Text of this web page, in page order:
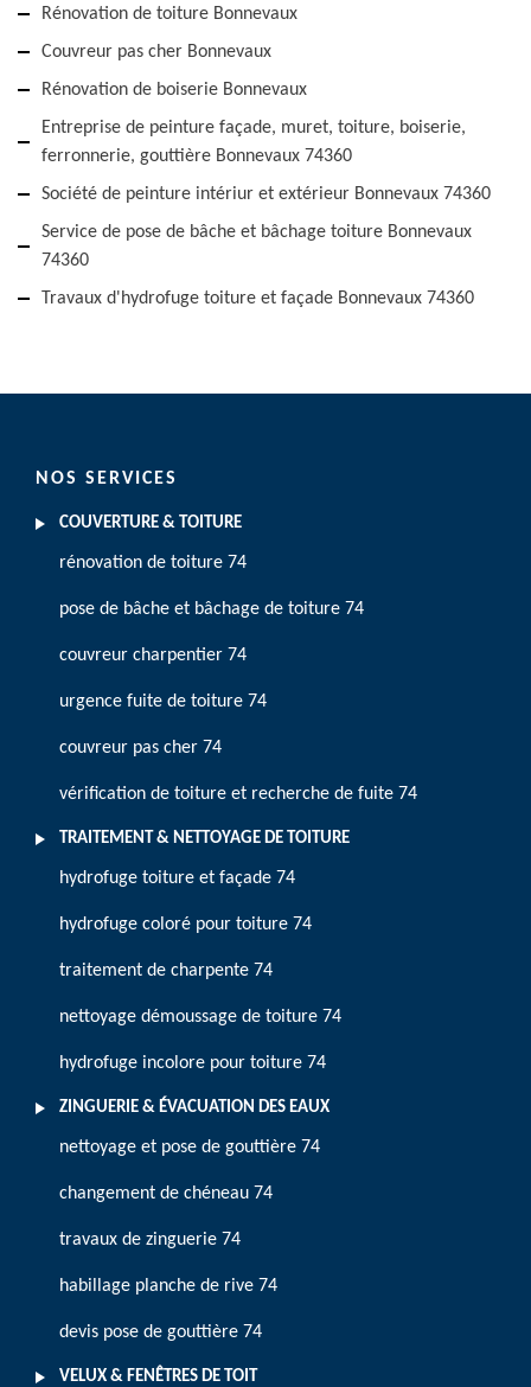
Rénovation de toiture Bonnevaux
Couvreur pas cher Bonnevaux
Rénovation de boiserie Bonnevaux
Entreprise de peinture façade, muret, toiture, boiserie,
ferronnerie, gouttière Bonnevaux 74360
Société de peinture intériur et extérieur Bonnevaux 74360
Service de pose de bâche et bâchage toiture Bonnevaux
74360
Travaux d'hydrofuge toiture et façade Bonnevaux 74360
NOS SERVICES
COUVERTURE & TOITURE
rénovation de toiture 74
pose de bâche et bâchage de toiture 74
couvreur charpentier 74
urgence fuite de toiture 74
couvreur pas cher 74
vérification de toiture et recherche de fuite 74
TRAITEMENT & NETTOYAGE DE TOITURE
hydrofuge toiture et façade 74
hydrofuge coloré pour toiture 74
traitement de charpente 74
nettoyage démoussage de toiture 74
hydrofuge incolore pour toiture 74
ZINGUERIE & ÉVACUATION DES EAUX
nettoyage et pose de gouttière 74
changement de chéneau 74
travaux de zinguerie 74
habillage planche de rive 74
devis pose de gouttière 74
VELUX & FENÊTRES DE TOIT